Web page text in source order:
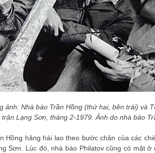
ảnh: Nhà báo Trần Hồng (thứ hai, bên trái) và
Lạng Sơn, tháng 2-1979. Ảnh do nhà báo
Hồng hăng hái lao theo bước chân của các
Sơn. Lúc đó, nhà báo Philatov cũng có mặt ở